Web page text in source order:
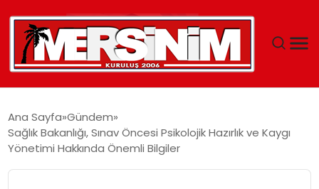
YAŞAM
Ana Sayfa Gündem
Sağlık Bakanlığı, Sınav Öncesi Psikolojik Hazırlık ve Kaygı
Yönetimi Hakkında Önemli Bilgiler